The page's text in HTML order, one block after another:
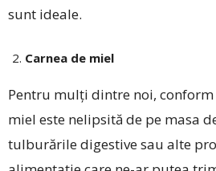
sunt ideale.
Carnea de miel
Pentru mulți dintre noi,
miel este nelipsită de pe masa
tulburările digestive sau alte